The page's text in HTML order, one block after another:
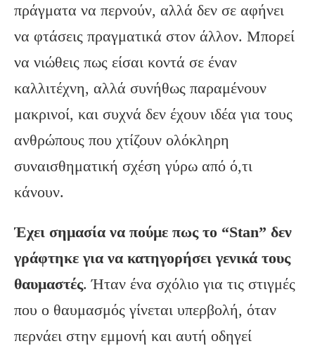
πράγματα να περνούν, αλλά δεν σε αφήνει
να φτάσεις πραγματικά στον άλλον. Μπορεί
να νιώθεις πως είσαι κοντά σε έναν
καλλιτέχνη, αλλά συνήθως παραμένουν
μακρινοί, και συχνά δεν έχουν ιδέα για τους
ανθρώπους που χτίζουν ολόκληρη
συναισθηματική σχέση γύρω από ό,τι
κάνουν.
Έχει σημασία να πούμε πως το “Stan” δεν
γράφτηκε για να κατηγορήσει γενικά τους
θαυμαστές. Ήταν ένα σχόλιο για τις στιγμές
που ο θαυμασμός γίνεται υπερβολή, όταν
περνάει στην εμμονή και αυτή οδηγεί